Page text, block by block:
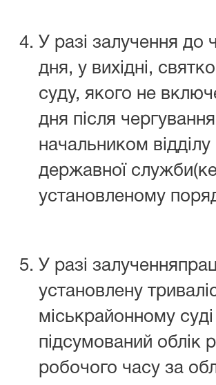
У разі залучення до
дня, у вихідні,
суду, якого не
дня після
начальником
державної
установленому
У разі
установлену
міськрайонному
підсумований облік
робочого часу за